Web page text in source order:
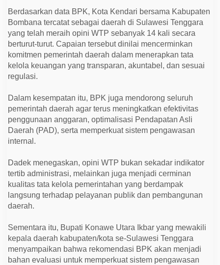
Berdasarkan data BPK, Kota Kendari bersama Kabupaten
Bombana tercatat sebagai daerah di Sulawesi Tenggara
yang telah meraih opini WTP sebanyak 14 kali secara
berturut-turut. Capaian tersebut dinilai mencerminkan
komitmen pemerintah daerah dalam menerapkan tata
kelola keuangan yang transparan, akuntabel, dan sesuai
regulasi.
Dalam kesempatan itu, BPK juga mendorong seluruh
pemerintah daerah agar terus meningkatkan efektivitas
penggunaan anggaran, optimalisasi Pendapatan Asli
Daerah (PAD), serta memperkuat sistem pengawasan
internal.
Dadek menegaskan, opini WTP bukan sekadar indikator
tertib administrasi, melainkan juga menjadi cerminan
kualitas tata kelola pemerintahan yang berdampak
langsung terhadap pelayanan publik dan pembangunan
daerah.
Sementara itu, Bupati Konawe Utara Ikbar yang mewakili
kepala daerah kabupaten/kota se-Sulawesi Tenggara
menyampaikan bahwa rekomendasi BPK akan menjadi
bahan evaluasi untuk memperkuat sistem pengawasan